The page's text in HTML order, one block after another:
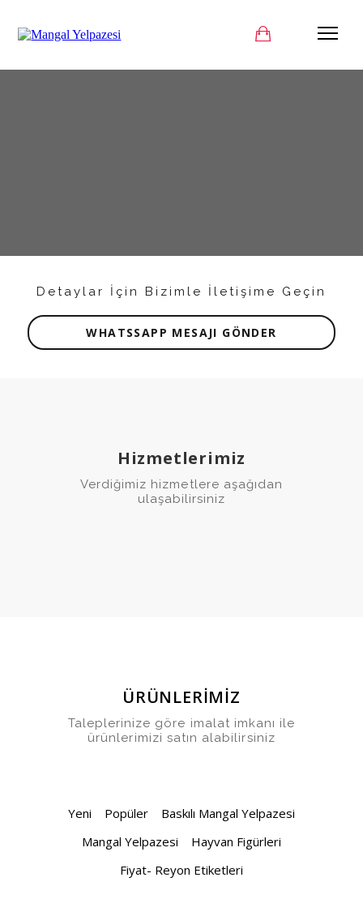
Detaylar İçin Bizimle İletişime Geçin
WHATSSAPP MESAJI GÖNDER
Hizmetlerimiz
Verdiğimiz hizmetlere aşağıdan
ulaşabilirsiniz
ÜRÜNLERİMİZ
Taleplerinize göre imalat imkanı ile
ürünlerimizi satın alabilirsiniz
Yeni Popüler
Baskılı Mangal Yelpazesi
Mangal Yelpazesi
Hayvan Figürleri
Fiyat- Reyon Etiketleri